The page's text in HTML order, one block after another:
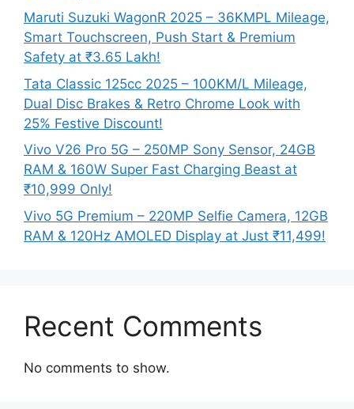
Maruti Suzuki WagonR 2025 – 36KMPL Mileage,
Smart Touchscreen, Push Start & Premium
Safety at ₹3.65 Lakh!
Tata Classic 125cc 2025 – 100KM/L Mileage,
Dual Disc Brakes & Retro Chrome Look with
25% Festive Discount!
Vivo V26 Pro 5G – 250MP Sony Sensor, 24GB
RAM & 160W Super Fast Charging Beast at
₹10,999 Only!
Vivo 5G Premium – 220MP Selfie Camera, 12GB
RAM & 120Hz AMOLED Display at Just ₹11,499!
Recent Comments
No comments to show.